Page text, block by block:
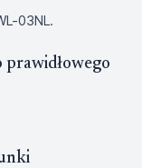
03NL.
prawidłowego